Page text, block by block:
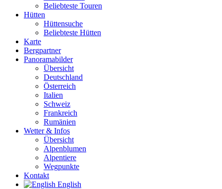
Beliebteste Touren
Hütten
Hüttensuche
Beliebteste Hütten
Karte
Bergpartner
Panoramabilder
Übersicht
Deutschland
Österreich
Italien
Schweiz
Frankreich
Rumänien
Wetter & Infos
Übersicht
Alpenblumen
Alpentiere
Wegpunkte
Kontakt
English